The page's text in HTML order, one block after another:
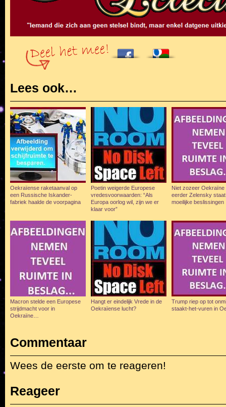
Lees ook…
Oekraïense raketaanval op
een Russische Iskander-
fabriek haalde de voorpagina
Poetin weigerde Europese
vredesvoorwaarden: “Als
Europa oorlog wil, zijn we er
klaar voor”
Niet zozeer Oekraïne
eerder Zelensky
moeilijke beslissingen
Macron stelde een Europese
strijdmacht voor in
Oekraïne…
Hangt er eindelijk Vrede in de
Oekraïense lucht?
Trump riep op tot
staakt-het-vuren in
Commentaar
Wees de eerste om te reageren!
Reageer